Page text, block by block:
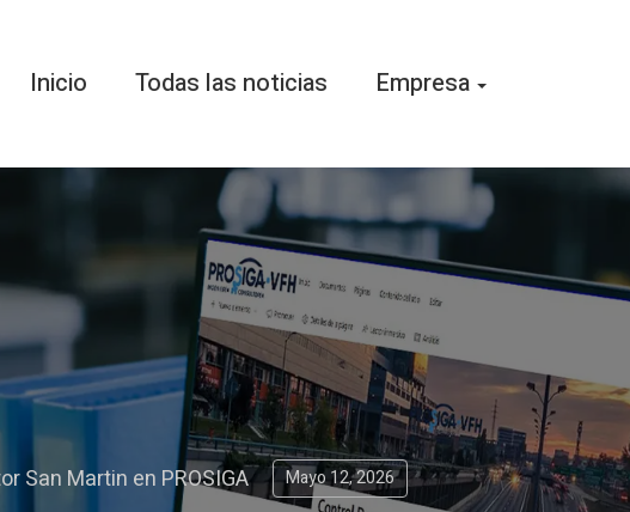
Inicio Todas las noticias Empresa
San Martin en PROSIGA Mayo 12, 2026